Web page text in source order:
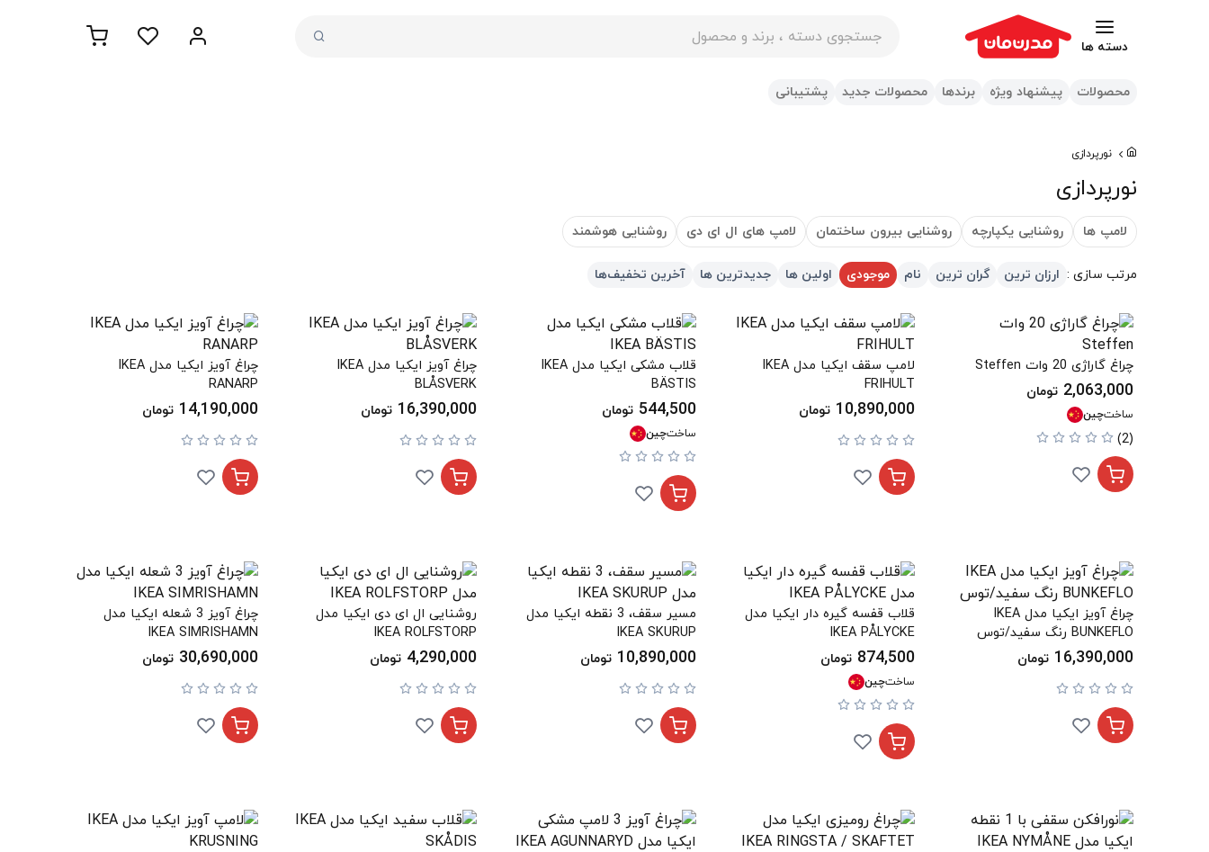
دسته ها جستجوی در سایت
محصولات پیشنهاد ویژه برندها محصولات جدید پشتیبانی
نورپردازی
نورپردازی
لامپ ها روشنایی یکپارچه روشنایی بیرون ساختمان لامپ های ال ای دی روشنایی هوشمند
مرتب سازی : ارزان ترین گران ترین نام موجودی اولین ها جدیدترین ها آخرین تخفیف‌ها
چراغ گاراژی 20 وات Steffen
2,063,000 تومان
ساختچین
(2)
لامپ سقف ایکیا مدل IKEA
FRIHULT
10,890,000 تومان
قلاب مشکی ایکیا مدل IKEA
BÄSTIS
544,500 تومان
ساختچین
چراغ آویز ایکیا مدل IKEA
BLÅSVERK
16,390,000 تومان
چراغ آویز ایکیا مدل IKEA
RANARP
14,190,000 تومان
چراغ آویز ایکیا مدل IKEA
BUNKEFLO رنگ سفید/توس
16,390,000 تومان
قلاب قفسه گیره دار ایکیا مدل
IKEA PÅLYCKE
874,500 تومان
ساختچین
مسیر سقف، 3 نقطه ایکیا مدل
IKEA SKURUP
10,890,000 تومان
روشنایی ال ای دی ایکیا مدل
IKEA ROLFSTORP
4,290,000 تومان
چراغ آویز 3 شعله ایکیا مدل
IKEA SIMRISHAMN
30,690,000 تومان